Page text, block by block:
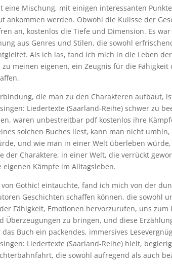
eine Mischung, mit einigen interessanten
ankommen werden. Obwohl die Kulisse der
an, kostenlos die Tiefe und Dimension. Es
aus Genres und Stilen, die sowohl
Als ich las, fand ich mich in die Leben
meinen eigenen, ein Zeugnis für die
die man zu den Charakteren aufbaut,
Liedertexte (Saarland-Reihe) schwer zu
waren unbestreitbar pdf kostenlos ihre
solchen Buches liest, kann man nicht
und wie man in einer Welt überleben
der Charaktere, in einer Welt, die verrückt
eigenen Kämpfe im Alltagsleben.
Gothic! eintauchte, fand ich mich von der
Geschichten schaffen können, die sowohl
Fähigkeit, Emotionen hervorzurufen, uns
Überzeugungen zu bringen, und diese
Buch ein packendes, immersives
Liedertexte (Saarland-Reihe) hielt,
die sowohl aufregend als auch